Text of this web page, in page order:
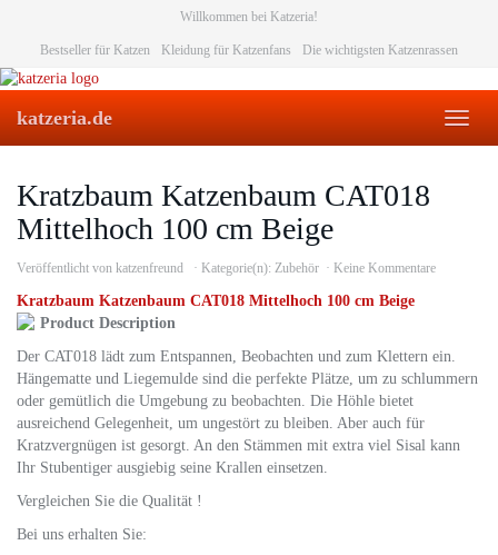
content
Willkommen bei Katzeria!
Bestseller für Katzen Kleidung für Katzenfans Die wichtigsten Katzenrassen
Toggle
katzeria.de
Kratzbaum Katzenbaum CAT018
Mittelhoch 100 cm Beige
Veröffentlicht von katzenfreund Kategorie(n): Zubehör Keine Kommentare
Kratzbaum Katzenbaum CAT018 Mittelhoch 100 cm Beige
Product Description
Der CAT018 lädt zum Entspannen, Beobachten und zum Klettern ein.
Hängematte und Liegemulde sind die perfekte Plätze, um zu schlummern
oder gemütlich die Umgebung zu beobachten. Die Höhle bietet
ausreichend Gelegenheit, um ungestört zu bleiben. Aber auch für
Kratzvergnügen ist gesorgt. An den Stämmen mit extra viel Sisal kann
Ihr Stubentiger ausgiebig seine Krallen einsetzen.
Vergleichen Sie die Qualität !
Bei uns erhalten Sie: